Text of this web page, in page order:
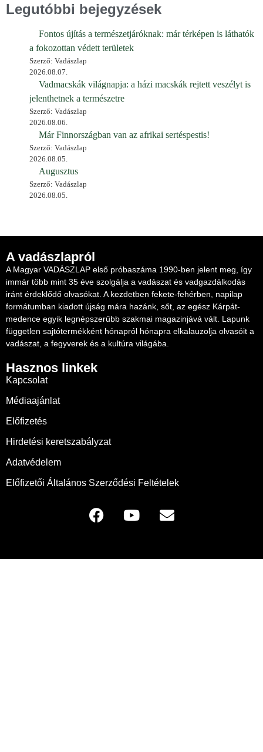
Legutóbbi bejegyzések
Fontos újítás a természetjáróknak: már térképen is láthatók
a fokozottan védett területek
Szerző: Vadászlap
2026.08.07.
Vadmacskák világnapja: a házi macskák rejtett veszélyt is
jelenthetnek a természetre
Szerző: Vadászlap
2026.08.06.
Már Finnországban van az afrikai sertéspestis!
Szerző: Vadászlap
2026.08.05.
Augusztus
Szerző: Vadászlap
2026.08.05.
A vadászlapról
A Magyar VADÁSZLAP első próbaszáma 1990-ben jelent meg, így
immár több mint 35 éve szolgálja a vadászat és vadgazdálkodás
iránt érdeklődő olvasókat. A kezdetben fekete-fehérben, napilap
formátumban kiadott újság mára hazánk, sőt, az egész Kárpát-
medence egyik legnépszerűbb szakmai magazinjává vált. Lapunk
független sajtótermékként hónapról hónapra elkalauzolja olvasóit a
vadászat, a fegyverek és a kultúra világába.
Hasznos linkek
Kapcsolat
Médiaajánlat
Előfizetés
Hirdetési keretszabályzat
Adatvédelem
Előfizetői Általános Szerződési Feltételek